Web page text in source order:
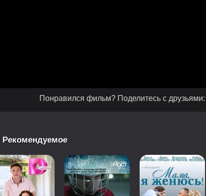
Понравился фильм? Поделитесь с друзьями:
Рекомендуемое